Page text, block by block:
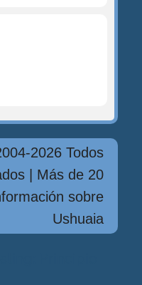
2026 Todos
| Más de 20
sobre
Ushuaia